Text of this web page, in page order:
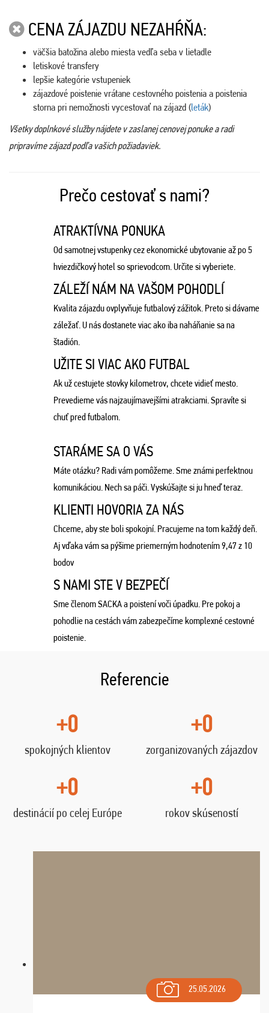
CENA ZÁJAZDU NEZAHŔŇA:
väčšia batožina alebo miesta vedľa seba v lietadle
letiskové transfery
lepšie kategórie vstupeniek
zájazdové poistenie vrátane cestovného poistenia a poistenia
storna pri nemožnosti vycestovať na zájazd (leták)
Všetky doplnkové služby nájdete v zaslanej cenovej ponuke a radi
pripravíme zájazd podľa vašich požiadaviek.
Prečo cestovať s nami?
ATRAKTÍVNA PONUKA
Od samotnej vstupenky cez ekonomické ubytovanie až po 5
hviezdičkový hotel so sprievodcom. Určite si vyberiete.
ZÁLEŽÍ NÁM NA VAŠOM POHODLÍ
Kvalita zájazdu ovplyvňuje futbalový zážitok. Preto si dávame
záležať. U nás dostanete viac ako iba naháňanie sa na
štadión.
UŽITE SI VIAC AKO FUTBAL
Ak už cestujete stovky kilometrov, chcete vidieť mesto.
Prevedieme vás najzaujímavejšími atrakciami. Spravíte si
chuť pred futbalom.
STARÁME SA O VÁS
Máte otázku? Radi vám pomôžeme. Sme známi perfektnou
komunikáciou. Nech sa páči. Vyskúšajte si ju hneď teraz.
KLIENTI HOVORIA ZA NÁS
Chceme, aby ste boli spokojní. Pracujeme na tom každý deň.
Aj vďaka vám sa pýšime priemerným hodnotením 9,47 z 10
bodov
S NAMI STE V BEZPEČÍ
Sme členom SACKA a poistení voči úpadku. Pre pokoj a
pohodlie na cestách vám zabezpečíme komplexné cestovné
poistenie.
Referencie
+0
spokojných klientov
+0
zorganizovaných zájazdov
+0
destinácií po celej Európe
+0
rokov skúseností
25.05.2026